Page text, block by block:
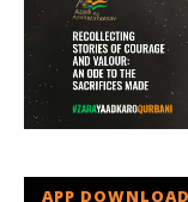
APP DOWNLOAD